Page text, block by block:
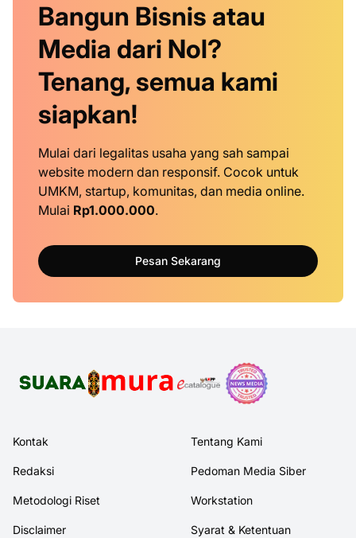
Bangun Bisnis atau
Media dari Nol?
Tenang, semua kami
siapkan!
Mulai dari legalitas usaha yang sah sampai
website modern dan responsif. Cocok untuk
UMKM, startup, komunitas, dan media online.
Mulai Rp1.000.000.
Pesan Sekarang
Kontak Tentang Kami
Redaksi Pedoman Media Siber
Metodologi Riset Workstation
Disclaimer Syarat & Ketentuan